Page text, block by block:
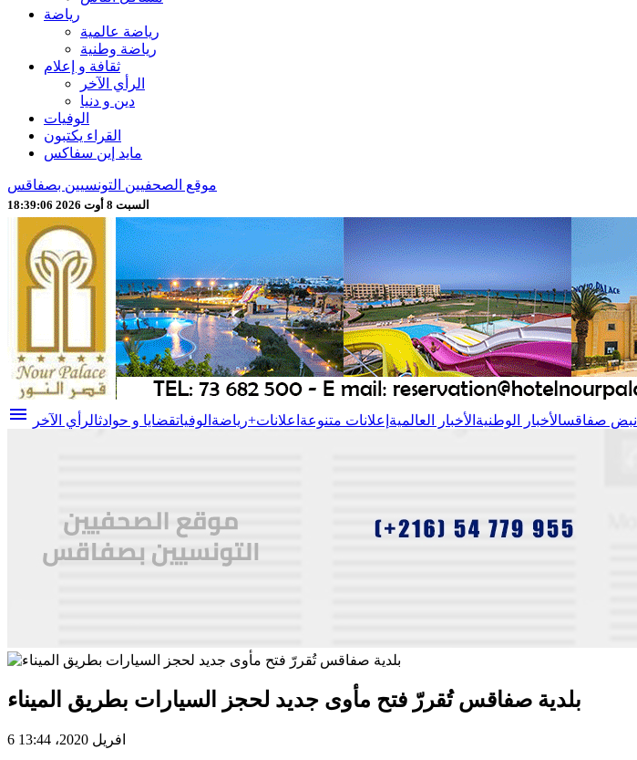
رياضة
رياضة عالمية
رياضة وطنية
ثقافة و إعلام
الرأي الآخر
دين و دنيا
الوفيات
القراء يكتبون
مايد إين سفاكس
موقع الصحفيين التونسيين بصفاقس
السبت 8 أوت 2026 18:39:08
menu نبض صفاقسالأخبار الوطنية الأخبار العالمية إعلانات متنوعة اعلانات+رياضة الوفياتقضايا و حوادثالرأي الآخر
بلدية صفاقس تُقررّ فتح مأوى جديد لحجز السيارات بطريق الميناء
6 افريل 2020، 13:44